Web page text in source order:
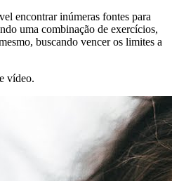
encontrar inúmeras fontes para
uma combinação de exercícios,
buscando vencer os limites a
vídeo.